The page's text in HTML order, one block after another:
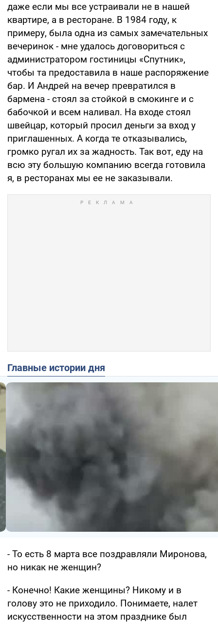
даже если мы все устраивали не в нашей
квартире, а в ресторане. В 1984 году, к
примеру, была одна из самых замечательных
вечеринок - мне удалось договориться с
администратором гостиницы «Спутник»,
чтобы та предоставила в наше распоряжение
бар. И Андрей на вечер превратился в
бармена - стоял за стойкой в смокинге и с
бабочкой и всем наливал. На входе стоял
швейцар, который просил деньги за вход у
приглашенных. А когда те отказывались,
громко ругал их за жадность. Так вот, еду на
всю эту большую компанию всегда готовила
я, в ресторанах мы ее не заказывали.
Главные истории дня
- То есть 8 марта все поздравляли Миронова,
но никак не женщин?
- Конечно! Какие женщины? Никому и в
голову это не приходило. Понимаете, налет
искусственности на этом празднике был